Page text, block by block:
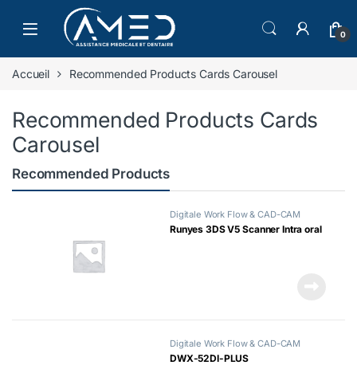
Skip to navigation
Skip to content
0
Accueil Recommended Products Cards Carousel
Recommended Products Cards
Carousel
Recommended Products
Digitale Work Flow & CAD-CAM
Runyes 3DS V5 Scanner Intra oral
Digitale Work Flow & CAD-CAM
DWX-52DI-PLUS